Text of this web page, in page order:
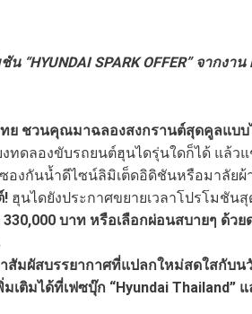
“HYUNDAI SPARK OFFER” จากงา
ย ชวนคุณมาฉลองสงกรานต์สุดคูลแบบ
ทดลองขับรถยนต์ฮุนไดรุ่นใดก็ได้ แล้ว
องกันน้ำดีไซน์ลิมิเต็ดอิดิชันหรือมาลัย
! ฮุนไดยังประกาศขยายเวลาโปรโมชัน
บาท หรือเลือกผ่อนสบายๆ ด้วย
มผัสบรรยากาศที่แปลกใหม่สดใสกับน
มเติมได้ที่เฟซบุ๊ก “Hyundai